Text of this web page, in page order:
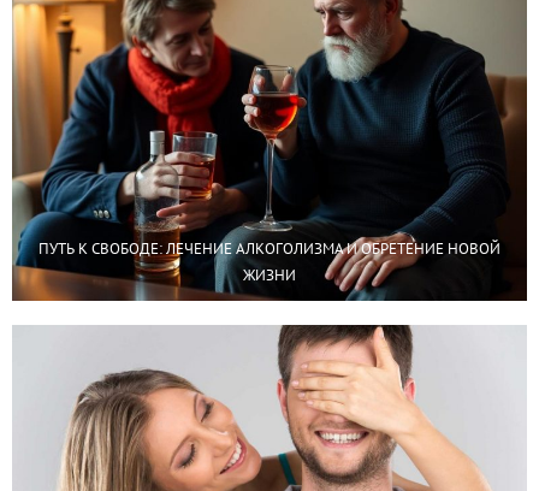
ПУТЬ К СВОБОДЕ: ЛЕЧЕНИЕ АЛКОГОЛИЗМА И ОБРЕТЕНИЕ НОВОЙ
ЖИЗНИ